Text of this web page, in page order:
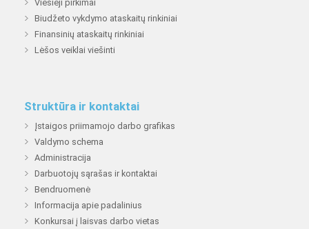
Viešieji pirkimai
Biudžeto vykdymo ataskaitų rinkiniai
Finansinių ataskaitų rinkiniai
Lėšos veiklai viešinti
Struktūra ir kontaktai
Įstaigos priimamojo darbo grafikas
Valdymo schema
Administracija
Darbuotojų sąrašas ir kontaktai
Bendruomenė
Informacija apie padalinius
Konkursai į laisvas darbo vietas